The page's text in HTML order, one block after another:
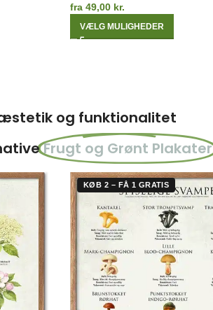
fra 49,00 kr.
VÆLG MULIGHEDER
og funktionalitet
Frugt og Grønt Plakater
KØB 2 – FÅ 1 GRATIS